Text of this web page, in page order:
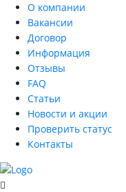
О компании
Вакансии
Договор
Информация
Отзывы
FAQ
Статьи
Новости и акции
Проверить статус
Контакты